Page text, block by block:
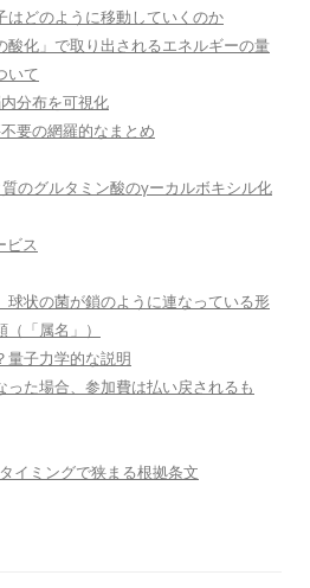
はどのように移動していくのか
酸化」で取り出されるエネルギーの量
いて
分布を可視化
要の網羅的なまとめ
のグルタミン酸のγーカルボキシル化
ビス
球状の菌が鎖のように連なっている形
「属名」）
量子力学的な説明
た場合、参加費は払い戻されるも
イミングで狭まる根拠条文